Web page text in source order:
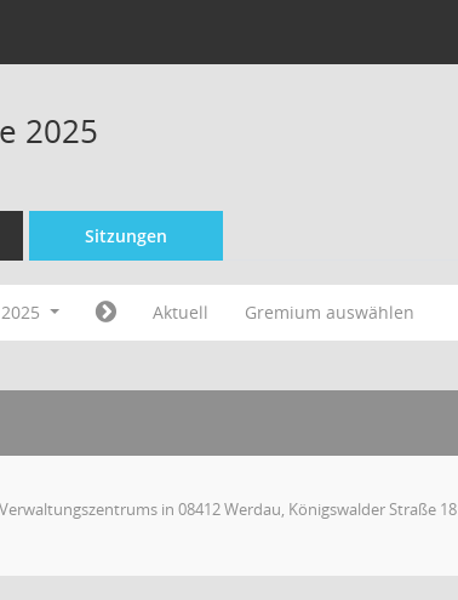
2025
Sitzungen
2025 Aktuell Gremium auswählen
in 08412 Werdau, Königswalder Straße 18